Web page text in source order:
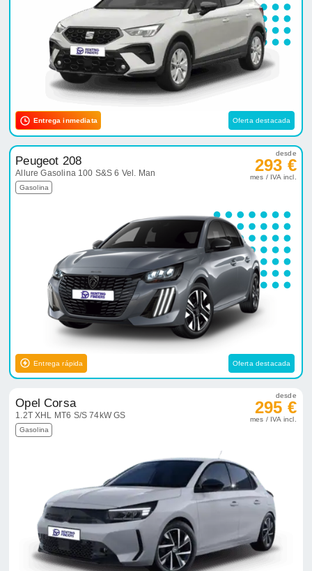
Entrega inmediata Oferta destacada
Peugeot 208
Allure Gasolina 100 S&S 6 Vel. Man
Gasolina
desde
293 €
mes / IVA incl.
Entrega rápida Oferta destacada
Opel Corsa
1.2T XHL MT6 S/S 74kW GS
Gasolina
desde
295 €
mes / IVA incl.